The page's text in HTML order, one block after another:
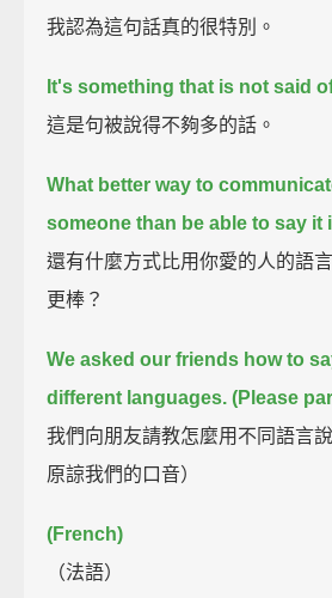
我認為這句話真的很特別。
It's something that is not said
這是句被說得不夠多的話。
What better way to
someone than be able to say it
還有什麼方式比用你愛的人的語
更棒？
We asked our friends how to
different languages. (Please
我們向朋友請教怎麼用不同語言
原諒我們的口音）
(French)
（法語）